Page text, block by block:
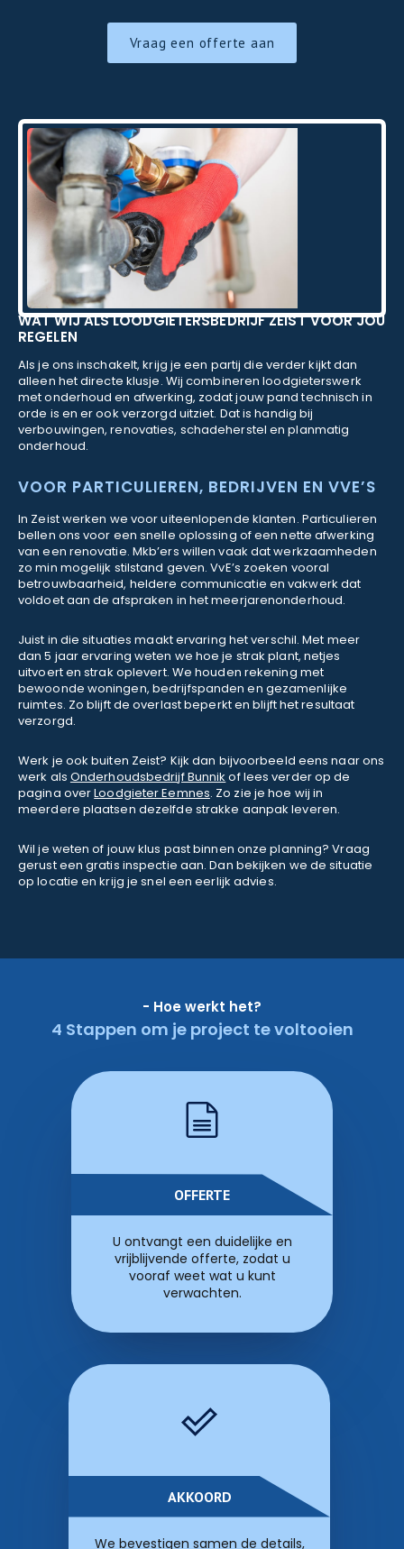
Vraag een offerte aan
WAT WIJ ALS LOODGIETERSBEDRIJF ZEIST VOOR JOU
REGELEN
Als je ons inschakelt, krijg je een partij die verder kijkt dan
alleen het directe klusje. Wij combineren loodgieterswerk
met onderhoud en afwerking, zodat jouw pand technisch in
orde is en er ook verzorgd uitziet. Dat is handig bij
verbouwingen, renovaties, schadeherstel en planmatig
onderhoud.
VOOR PARTICULIEREN, BEDRIJVEN EN VVE’S
In Zeist werken we voor uiteenlopende klanten. Particulieren
bellen ons voor een snelle oplossing of een nette afwerking
van een renovatie. Mkb’ers willen vaak dat werkzaamheden
zo min mogelijk stilstand geven. VvE’s zoeken vooral
betrouwbaarheid, heldere communicatie en vakwerk dat
voldoet aan de afspraken in het meerjarenonderhoud.
Juist in die situaties maakt ervaring het verschil. Met meer
dan 5 jaar ervaring weten we hoe je strak plant, netjes
uitvoert en strak oplevert. We houden rekening met
bewoonde woningen, bedrijfspanden en gezamenlijke
ruimtes. Zo blijft de overlast beperkt en blijft het resultaat
verzorgd.
Werk je ook buiten Zeist? Kijk dan bijvoorbeeld eens naar ons
werk als Onderhoudsbedrijf Bunnik of lees verder op de
pagina overLoodgieter Eemnes. Zo zie je hoe wij in
meerdere plaatsen dezelfde strakke aanpak leveren.
Wil je weten of jouw klus past binnen onze planning? Vraag
gerust een gratis inspectie aan. Dan bekijken we de situatie
op locatie en krijg je snel een eerlijk advies.
- Hoe werkt het?
4 Stappen om je project te voltooien
OFFERTE
U ontvangt een duidelijke en
vrijblijvende offerte, zodat u
vooraf weet wat u kunt
verwachten.
AKKOORD
We bevestigen samen de details,